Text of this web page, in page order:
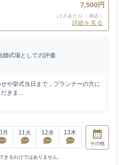
7,500円
（1人あたり・税込）
詳細を見る
婚式場としての評価
や挙式当日まで，プランナーの方に
きま...
月 11火 12水 13木
その他
きるわけではありません。